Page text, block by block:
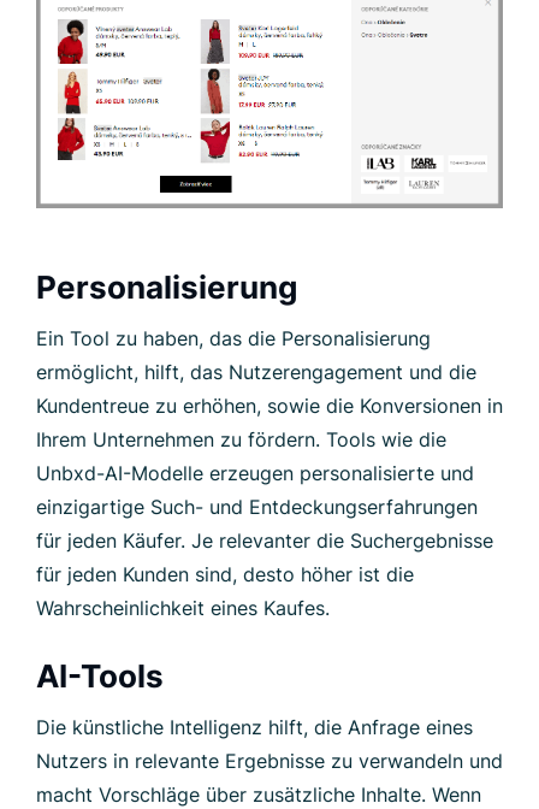
Personalisierung
Ein Tool zu haben, das die Personalisierung
ermöglicht, hilft, das Nutzerengagement und die
Kundentreue zu erhöhen, sowie die Konversionen in
Ihrem Unternehmen zu fördern. Tools wie die
Unbxd-AI-Modelle erzeugen personalisierte und
einzigartige Such- und Entdeckungserfahrungen
für jeden Käufer. Je relevanter die Suchergebnisse
für jeden Kunden sind, desto höher ist die
Wahrscheinlichkeit eines Kaufes.
AI-Tools
Die künstliche Intelligenz hilft, die Anfrage eines
Nutzers in relevante Ergebnisse zu verwandeln und
macht Vorschläge über zusätzliche Inhalte. Wenn